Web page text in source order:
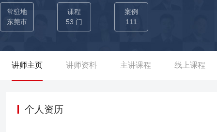
上，返聘率高达85%。2024年，被党网评为“培训界的花木兰”。
常驻地
东莞市
课程
53 门
案例
111
讲师主页 讲师资料 主讲课程 线上课程
个人资历